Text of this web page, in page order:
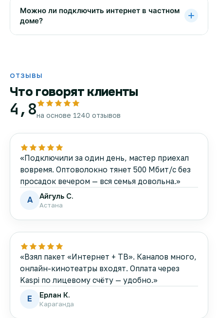
Можно ли подключить интернет в частном
доме?
ОТЗЫВЫ
Что говорят клиенты
4,8на основе 1240 отзывов
«Подключили за один день, мастер приехал
вовремя. Оптоволокно тянет 500 Мбит/с без
просадок вечером — вся семья довольна.»
А Айгуль С.
Астана
«Взял пакет «Интернет + ТВ». Каналов много,
онлайн-кинотеатры входят. Оплата через
Kaspi по лицевому счёту — удобно.»
Е Ерлан К.
Караганда